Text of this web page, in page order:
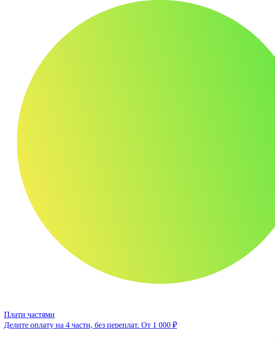
Плати частями
Делите оплату на 4 части, без переплат. От 1 000 ₽